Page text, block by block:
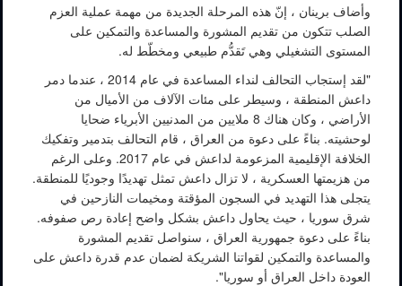
وأضاف برينان ، إنّ هذه المرحلة الجديدة من مهمة عملية العزم
الصلب تتكون من تقديم المشورة والمساعدة والتمكين على
المستوى التشغيلي وهي تَقدُّم طبيعي ومخطّط له.
"لقد إستجاب التحالف لنداء المساعدة في عام 2014 ، عندما دمر
داعش المنطقة ، وسيطر على مئات الآلاف من الأميال من
الأراضي ، وكان هناك 8 ملايين من المدنيين الأبرياء ضحايا
لوحشيته. بناءً على دعوة من العراق ، قام التحالف بتدمير وتفكيك
الخلافة الإقليمية المزعومة لداعش في عام 2017. وعلى الرغم
من هزيمتها العسكرية ، لا تزال داعش تمثل تهديدًا وجوديًا للمنطقة.
يتجلى هذا التهديد في السجون المؤقتة ومخيمات النازحين في
شرق سوريا ، حيث يحاول داعش بشكل واضح إعادة رص صفوفه.
بناءً على دعوة جمهورية العراق ، سنواصل تقديم المشورة
والمساعدة والتمكين لقواتنا الشريكة لضمان عدم قدرة داعش على
العودة داخل العراق أو سوريا".